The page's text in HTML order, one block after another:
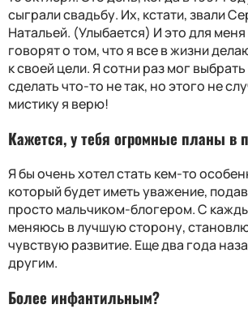
сыграли свадьбу. Их, кстати, звали
Натальей. (Улыбается) И это для
говорят о том, что я все в жизни
к своей цели. Я сотни раз мог выбрать
сделать что-то не так, но этого не
мистику я верю!
Кажется, у тебя огромные планы в
Я бы очень хотел стать кем-то
который будет иметь уважение,
просто мальчиком-блогером. С
меняюсь в лучшую сторону,
чувствую развитие. Еще два года
другим.
Более инфантильным?